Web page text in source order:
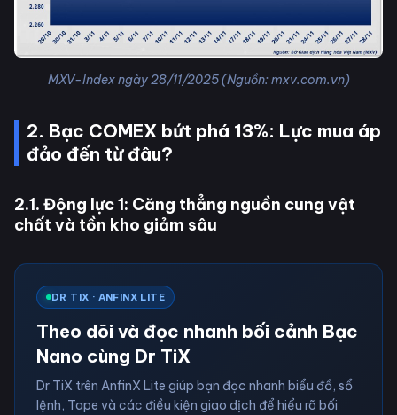
MXV-Index ngày 28/11/2025 (Nguồn: mxv.com.vn)
2. Bạc COMEX bứt phá 13%: Lực mua áp
đảo đến từ đâu?
2.1. Động lực 1: Căng thẳng nguồn cung vật
chất và tồn kho giảm sâu
DR TIX · ANFINX LITE
Theo dõi và đọc nhanh bối cảnh Bạc
Nano cùng Dr TiX
Dr TiX trên AnfinX Lite giúp bạn đọc nhanh biểu đồ, sổ
lệnh, Tape và các điều kiện giao dịch để hiểu rõ bối